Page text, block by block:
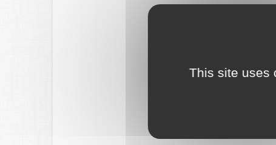
This site uses